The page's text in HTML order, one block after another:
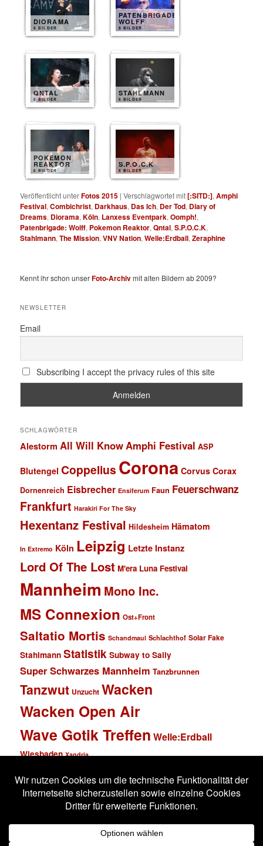
DIORAMA
8 BILDER
PATENBRIGADE
WOLFF
8 BILDER
QNTAL
8 BILDER
STAHLMANN
6 BILDER
POKEMON
REAKTOR
6 BILDER
S.P.O.C.K
6 BILDER
Veröffentlicht unterFotos 2015 |Verschlagwortet mit[:SITD:],Amphi
Festival,Combichrist, Darkhaus, Das Ich, Der Tod, Diary of
Dreams, Diorama,Köln, Lanxess Eventpark,Oomph!,
Patenbrigade: Wolff, Pokemon Reaktor,Qntal,S.P.O.C.K,
Stahlmann,The Mission,VNV Nation,Welle:Erdball,Zeraphine
Kennt ihr schon unserFoto-Archivmit alten Bildern ab 2009?
NEWSLETTER
Email
Subscribing I accept the privacy rules of this site
SCHLAGWÖRTER
Alestorm All Will KnowAmphi Festival ASP
Blutengel Coppelius Corona Corvus Corax
Dornenreich Eisbrecher Ensiferum Faun Feuerschwanz
Frankfurt Harakiri For The Sky
Hexentanz Festival Hildesheim Hämatom
In Extremo Köln Leipzig Letzte Instanz
Lord Of The Lost M'era Luna Festival
Mannheim Mono Inc.
MS Connexion Ost+Front
Saltatio Mortis Schandmaul Schlachthof Solar Fake
Stahlmann Statistik Subway to Sally
Super Schwarzes Mannheim Tanzbrunnen
Tanzwut Unzucht Wacken
Wacken Open Air
Wave Gotik Treffen Welle:Erdball
Wiesbaden Xandria
Impressum